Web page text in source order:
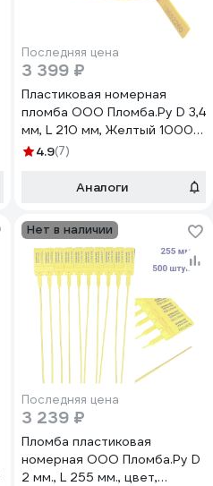
Последняя цена
3 399 ₽
Пластиковая номерная
пломба ООО Пломба.Ру D 3,4
мм, L 210 мм, Желтый 1000
шт. КПП-1-2203 619350
4.9(7)
Аналоги
Нет в наличии
Последняя цена
3 239 ₽
Пломба пластиковая
номерная ООО Пломба.Ру D
2 мм., L 255 мм., цвет,